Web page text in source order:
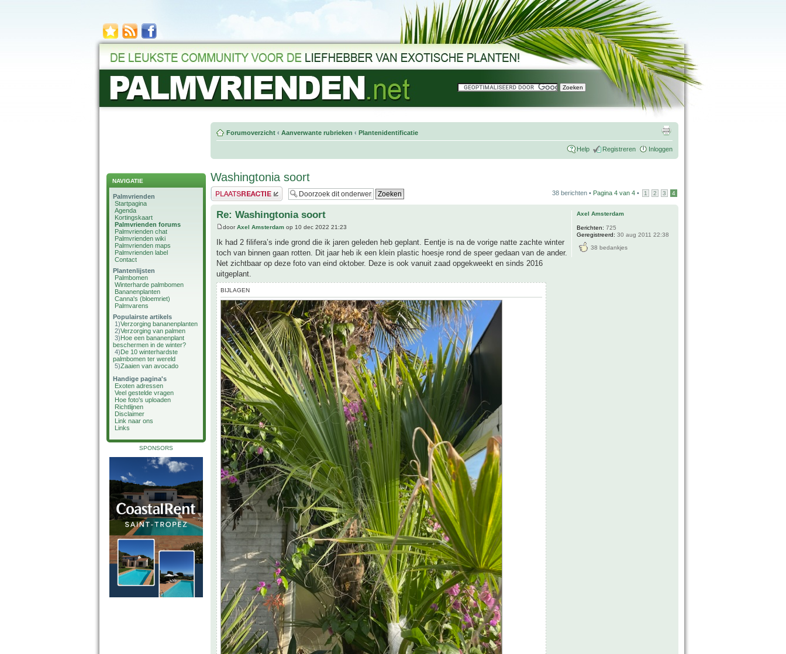
NAVIGATIE
Palmvrienden
Startpagina
Agenda
Kortingskaart
Palmvrienden forums
Palmvrienden chat
Palmvrienden wiki
Palmvrienden maps
Palmvrienden label
Contact
Plantenlijsten
Palmbomen
Winterharde palmbomen
Bananenplanten
Canna's (bloemriet)
Palmvarens
Populairste artikels
1)Verzorging bananenplanten
2)Verzorging van palmen
3)Hoe een bananenplant
beschermen in de winter?
4)De 10 winterhardste
palmbomen ter wereld
5)Zaaien van avocado
Handige pagina's
Exoten adressen
Veel gestelde vragen
Hoe foto's uploaden
Richtlijnen
Disclaimer
Link naar ons
Links
SPONSORS
Forumoverzicht ‹ Aanverwante rubrieken ‹ Plantenidentificatie
Help Registreren Inloggen
Washingtonia soort
Plaats een reactie 38 berichten • Pagina 4 van 4 • 1 2 3 4
Re: Washingtonia soort
doorAxel Amsterdam op 10 dec 2022 21:23
Ik had 2 filifera’s inde grond die ik jaren geleden heb geplant. Eentje is na de vorige natte zachte winter
toch van binnen gaan rotten. Dit jaar heb ik een klein plastic hoesje rond de speer gedaan van de ander.
Net zichtbaar op deze foto van eind oktober. Deze is ook vanuit zaad opgekweekt en sinds 2016
uitgeplant.
BIJLAGEN
Axel Amsterdam
Berichten: 725
Geregistreerd: 30 aug 2011 22:38
38 bedankjes